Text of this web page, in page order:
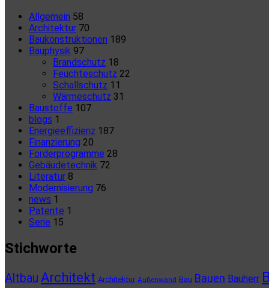
Allgemein 58
Architektur 70
Baukonstruktionen 189
Bauphysik 97
Brandschutz 18
Feuchteschutz 22
Schallschutz 11
Wärmeschutz 31
Baustoffe 107
blogs 1
Energieeffizienz 187
Finanzierung 20
Förderprogramme 28
Gebäudetechnik 72
Literatur 8
Modernisierung 76
news 1
Patente 1
Serie 15
Stichworte
Altbau Architekt Architektur Außenwand Bau Bauen Bauherr